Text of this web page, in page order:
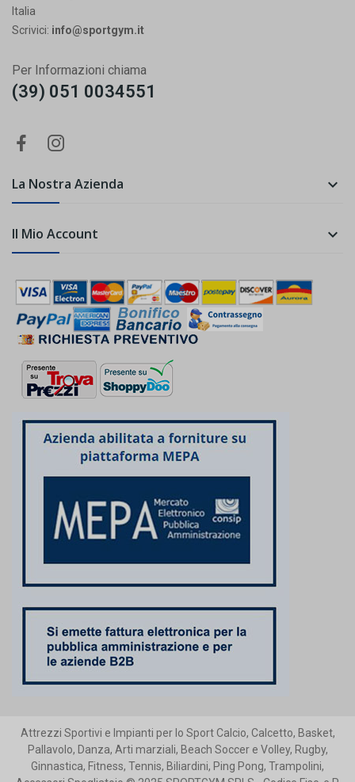
Italia
Scrivici: info@sportgym.it
Per Informazioni chiama
(39) 051 0034551
La Nostra Azienda 
Il Mio Account 
Attrezzi Sportivi e Impianti per lo Sport Calcio, Calcetto, Basket,
Pallavolo, Danza, Arti marziali, Beach Soccer e Volley, Rugby,
Ginnastica, Fitness, Tennis, Biliardini, Ping Pong, Trampolini,